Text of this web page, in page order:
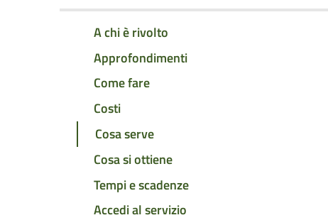
A chi è rivolto
Approfondimenti
Come fare
Costi
Cosa serve
Cosa si ottiene
Tempi e scadenze
Accedi al servizio